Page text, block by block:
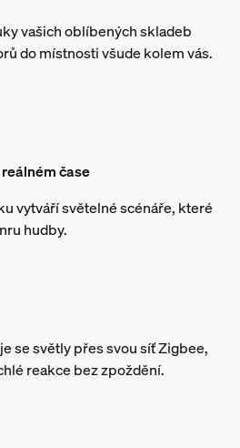
vašich oblíbených skladeb
do místnosti všude kolem vás.
čase
vytváří světelné scénáře, které
hudby.
se světly přes svou síť Zigbee,
reakce bez zpoždění.